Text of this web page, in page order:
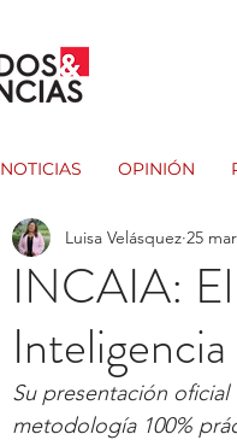
NOTICIAS OPINIÓN
INCAIA:
Luisa Velásquez 25
Su presentación
metodología 100%